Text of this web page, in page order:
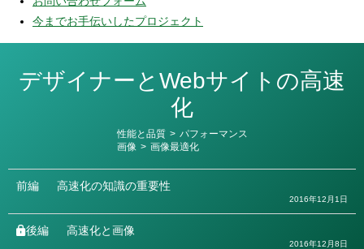
今までお手伝いしたプロジェクト
デザイナーとWebサイトの高速
化
カ
テ
リ
ー
性能と品質 > パフォーマンス
画像 > 画像最適化
前編 高速化の知識の重要性
2016年12月1日
後編 高速化と画像
2016年12月8日